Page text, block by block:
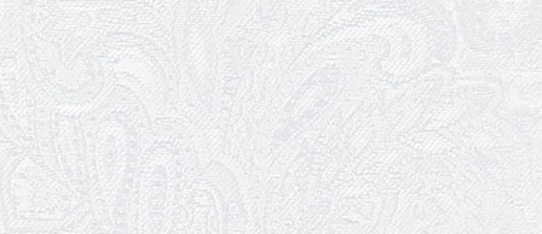
кого?»
09.05.2026
Ювілей Олександра Ланге
08.05.2026
Відновлення мюзиклу «Ханум»
06.05.2026